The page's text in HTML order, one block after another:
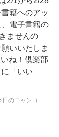
籍へのアッ
電子書籍の
ませんの
いいたしま
ね！倶楽部
「いい
日のニャンコ